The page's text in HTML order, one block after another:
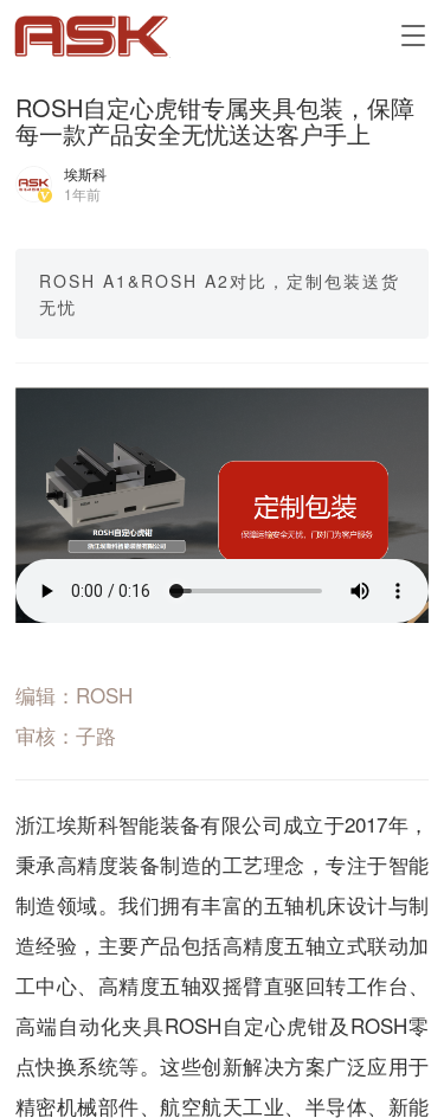
T
g
n
ROSH自定心虎钳专属夹具包装，保障
每一款产品安全无忧送达客户手上
埃斯科
1年前
ROSH A1&ROSH A2对比，定制包装送货
无忧
编辑：ROSH
审核：子路
浙江埃斯科智能装备有限公司成立于2017年，
秉承高精度装备制造的工艺理念，专注于智能
制造领域。我们拥有丰富的五轴机床设计与制
造经验，主要产品包括高精度五轴立式联动加
工中心、高精度五轴双摇臂直驱回转工作台、
高端自动化夹具ROSH自定心虎钳及 ROSH零
点快换系统等。这些创新解决方案广泛应用于
精密机械部件、航空航天工业、半导体、新能